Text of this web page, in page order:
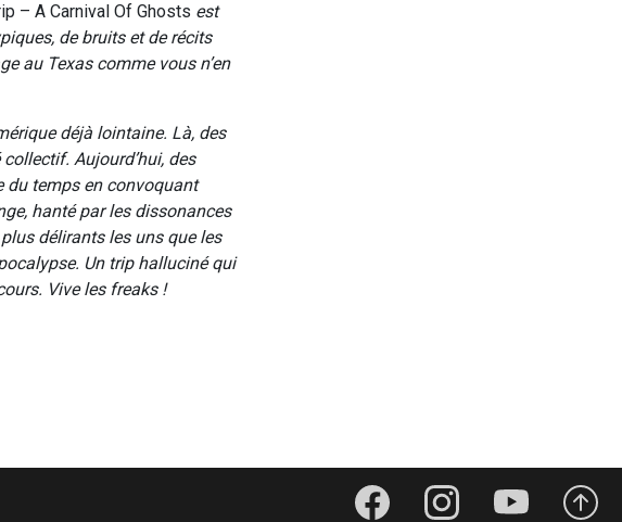
– A Carnival Of Ghosts est
de bruits et de récits
au Texas comme vous n’en
déjà lointaine. Là, des
Aujourd’hui, des
du temps en convoquant
hanté par les dissonances
délirants les uns que les
Un trip halluciné qui
Vive les freaks !